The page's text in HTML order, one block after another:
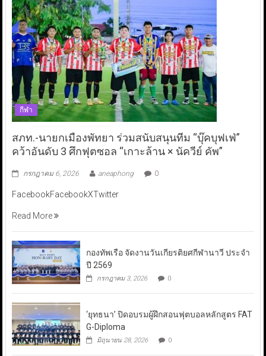
กีฬา
สภท.-นายกเมืองพัทยา ร่วมสนับสนุนทีม “บุ๊คบุฟเฟ่”
คว้าอันดับ 3 ศึกฟุตซอล “เกาะล้าน × นัควีย์ คัพ”
กรกฎาคม 6, 2026 aneaphong 0
FacebookFacebookXTwitter
Read More
กองทัพเรือ จัดงานวันเกียรติยศกีฬานาวี ประจำ
ปี 2569
กรกฎาคม 3, 2026 0
‘ยุทธนา’ ปิดอบรมผู้ฝึกสอนฟุตบอลหลักสูตร FAT
G-Diploma
มิถุนายน 28, 2026 0